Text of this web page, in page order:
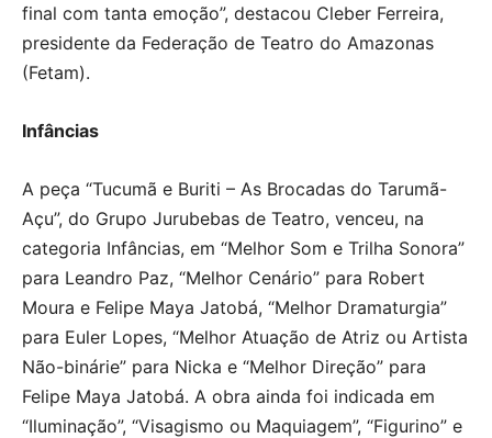
final com tanta emoção”, destacou Cleber Ferreira,
presidente da Federação de Teatro do Amazonas
(Fetam).
Infâncias
A peça “Tucumã e Buriti – As Brocadas do Tarumã-
Açu”, do Grupo Jurubebas de Teatro, venceu, na
categoria Infâncias, em “Melhor Som e Trilha Sonora”
para Leandro Paz, “Melhor Cenário” para Robert
Moura e Felipe Maya Jatobá, “Melhor Dramaturgia”
para Euler Lopes, “Melhor Atuação de Atriz ou Artista
Não-binárie” para Nicka e “Melhor Direção” para
Felipe Maya Jatobá. A obra ainda foi indicada em
“Iluminação”, “Visagismo ou Maquiagem”, “Figurino” e